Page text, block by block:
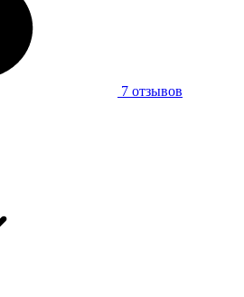
7 отзывов